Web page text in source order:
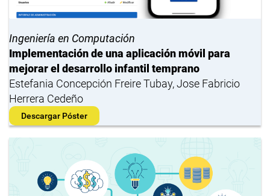
Ingeniería en Computación
Implementación de una aplicación móvil para
mejorar el desarrollo infantil temprano
Estefania Concepción Freire Tubay, Jose Fabricio
Herrera Cedeño
Descargar Póster